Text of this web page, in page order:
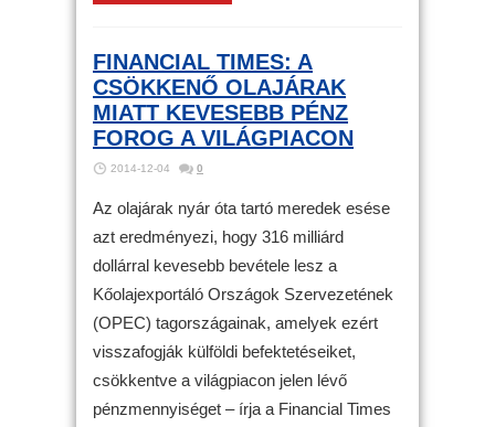
FINANCIAL TIMES: A
CSÖKKENŐ OLAJÁRAK
MIATT KEVESEBB PÉNZ
FOROG A VILÁGPIACON
2014-12-04 0
Az olajárak nyár óta tartó meredek esése
azt eredményezi, hogy 316 milliárd
dollárral kevesebb bevétele lesz a
Kőolajexportáló Országok Szervezetének
(OPEC) tagországainak, amelyek ezért
visszafogják külföldi befektetéseiket,
csökkentve a világpiacon jelen lévő
pénzmennyiséget – írja a Financial Times